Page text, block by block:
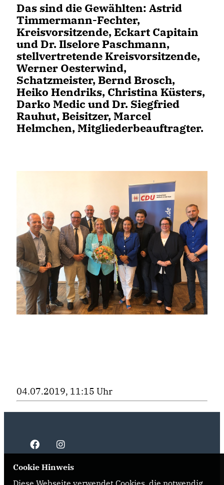
Das sind die Gewählten: Astrid
Timmermann-Fechter,
Kreisvorsitzende, Eckart Capitain
undDr. Ilselore Paschmann,
stellvertretende Kreisvorsitzende,
Werner Oesterwind,
Schatzmeister, Bernd Brosch,
Heiko Hendriks, Christina Küsters,
Darko Medic undDr. Siegfried
Rauhut, Beisitzer, Marcel
Helmchen, Mitgliederbeauftragter.
04.07.2019, 11:15 Uhr
Cookie Hinweis
Diese Webseite verwendet Cookies, die notwendig